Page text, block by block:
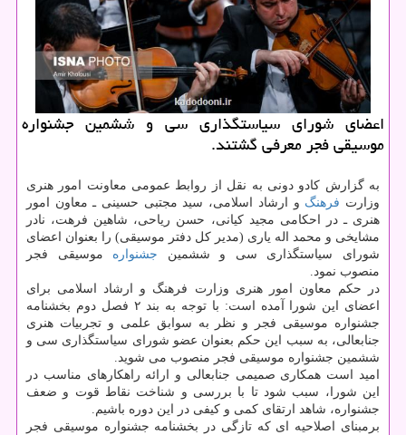
اعضای شورای سیاستگذاری سی و ششمین جشنواره
موسیقی فجر معرفی گشتند.
به گزارش کادو دونی به نقل از روابط عمومی معاونت امور هنری
وزارت فرهنگ و ارشاد اسلامی، سید مجتبی حسینی ـ معاون امور
هنری ـ در احکامی مجید کیانی، حسن ریاحی، شاهین فرهت، نادر
مشایخی و محمد اله یاری (مدیر کل دفتر موسیقی) را بعنوان اعضای
شورای سیاستگذاری سی و ششمین جشنواره موسیقی فجر
منصوب نمود.
در حکم معاون امور هنری وزارت فرهنگ و ارشاد اسلامی برای
اعضای این شورا آمده است: با توجه به بند ۲ فصل دوم بخشنامه
جشنواره موسیقی فجر و نظر به سوابق علمی و تجربیات هنری
جنابعالی، به سبب این حکم بعنوان عضو شورای سیاستگذاری سی و
ششمین جشنواره موسیقی فجر منصوب می شوید.
امید است همکاری صمیمی جنابعالی و ارائه راهکارهای مناسب در
این شورا، سبب شود تا با بررسی و شناخت نقاط قوت و ضعف
جشنواره، شاهد ارتقای کمی و کیفی در این دوره باشیم.
برمبنای اصلاحیه ای که تازگی در بخشنامه جشنواره موسیقی فجر